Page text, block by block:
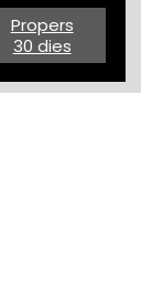
Propers
30 dies